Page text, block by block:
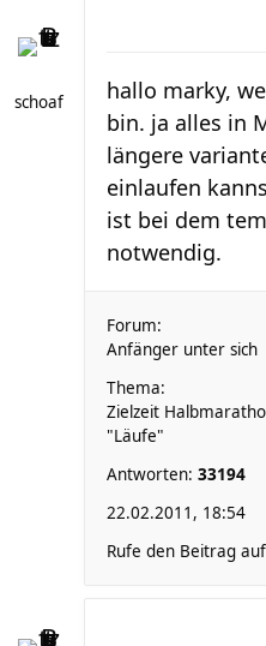
schoaf
hallo marky,
bin. ja alles in
längere
einlaufen
ist bei dem
notwendig.
Forum:
Anfänger unter sich
Thema:
Zielzeit
"Läufe"
Antworten: 33194
22.02.2011, 18:54
Rufe den Beitrag auf